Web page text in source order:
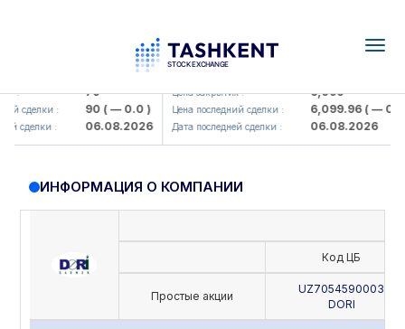
: 79
сделки : 90( — 0.0 )
сделки : 06.08.2026
UZMK (<O'zmetkombinat> AJ)
Цена закрытия : 6,099
Цена последний сделки : 6,099.96( — 0.0 )
Дата последней сделки : 06.08.2026
ИНФОРМАЦИЯ О КОМПАНИИ
Код ЦБ
Простые акции
UZ7054590003
DORI